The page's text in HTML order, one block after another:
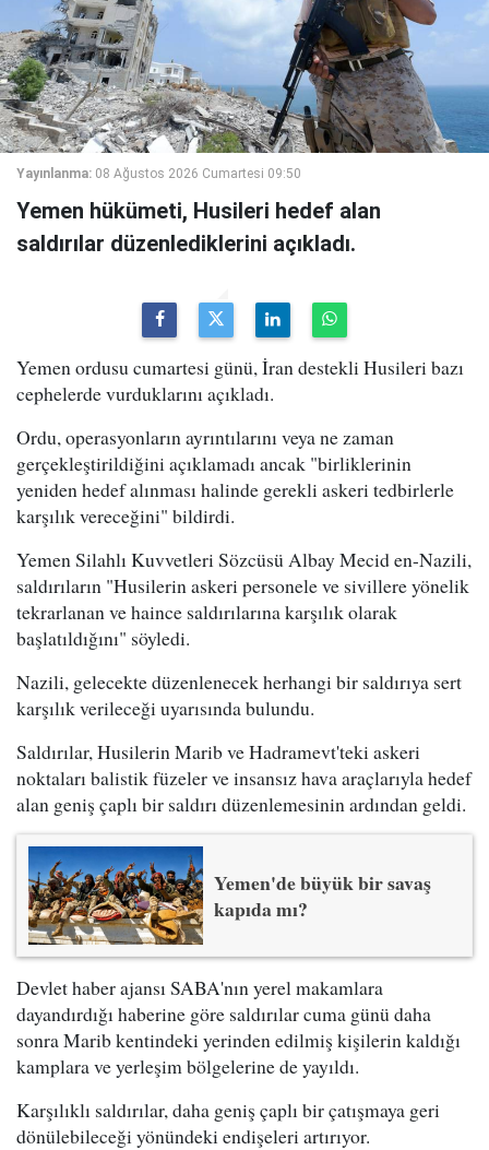
Yayınlanma: 08 Ağustos 2026 Cumartesi 09:50
Yemen hükümeti, Husileri hedef alan
saldırılar düzenlediklerini açıkladı.
Yemen ordusu cumartesi günü, İran destekli Husileri bazı
cephelerde vurduklarını açıkladı.
Ordu, operasyonların ayrıntılarını veya ne zaman
gerçekleştirildiğini açıklamadı ancak "birliklerinin
yeniden hedef alınması halinde gerekli askeri tedbirlerle
karşılık vereceğini" bildirdi.
Yemen Silahlı Kuvvetleri Sözcüsü Albay Mecid en-Nazili,
saldırıların "Husilerin askeri personele ve sivillere yönelik
tekrarlanan ve haince saldırılarına karşılık olarak
başlatıldığını" söyledi.
Nazili, gelecekte düzenlenecek herhangi bir saldırıya sert
karşılık verileceği uyarısında bulundu.
Saldırılar, Husilerin Marib ve Hadramevt'teki askeri
noktaları balistik füzeler ve insansız hava araçlarıyla hedef
alan geniş çaplı bir saldırı düzenlemesinin ardından geldi.
Yemen'de büyük bir savaş
kapıda mı?
Devlet haber ajansı SABA'nın yerel makamlara
dayandırdığı haberine göre saldırılar cuma günü daha
sonra Marib kentindeki yerinden edilmiş kişilerin kaldığı
kamplara ve yerleşim bölgelerine de yayıldı.
Karşılıklı saldırılar, daha geniş çaplı bir çatışmaya geri
dönülebileceği yönündeki endişeleri artırıyor.